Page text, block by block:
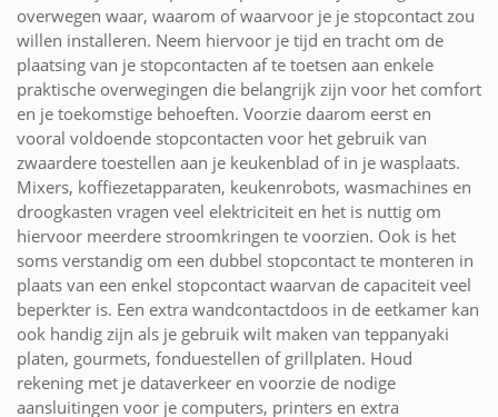
overwegen waar, waarom of waarvoor je je stopcontact zou
willen installeren. Neem hiervoor je tijd en tracht om de
plaatsing van je stopcontacten af te toetsen aan enkele
praktische overwegingen die belangrijk zijn voor het comfort
en je toekomstige behoeften. Voorzie daarom eerst en
vooral voldoende stopcontacten voor het gebruik van
zwaardere toestellen aan je keukenblad of in je wasplaats.
Mixers, koffiezetapparaten, keukenrobots, wasmachines en
droogkasten vragen veel elektriciteit en het is nuttig om
hiervoor meerdere stroomkringen te voorzien. Ook is het
soms verstandig om een dubbel stopcontact te monteren in
plaats van een enkel stopcontact waarvan de capaciteit veel
beperkter is. Een extra wandcontactdoos in de eetkamer kan
ook handig zijn als je gebruik wilt maken van teppanyaki
platen, gourmets, fonduestellen of grillplaten. Houd
rekening met je dataverkeer en voorzie de nodige
aansluitingen voor je computers, printers en extra